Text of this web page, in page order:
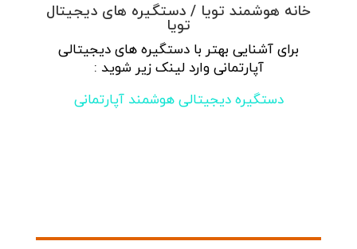
خانه هوشمند تویا / دستگیره های دیجیتال
تویا
برای آشنایی بهتر با دستگیره های دیجیتالی
آپارتمانی وارد لینک زیر شوید :
دستگیره دیجیتالی هوشمند آپارتمانی